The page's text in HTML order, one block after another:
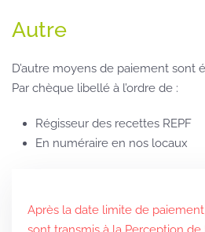
Autre
D’autre moyens de paiement sont
Par chèque libellé à l’ordre de :
Régisseur des recettes REPF
En numéraire en nos locaux
Après la date limite de